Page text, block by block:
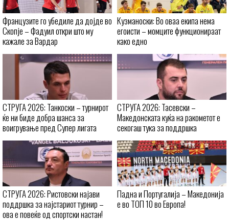
Французите го убедиле да дојде во
Скопје – Фадуил откри што му
кажале за Вардар
Кузманоски: Во оваа екипа нема
егоисти – момците функционираат
како едно
СТРУГА 2026: Танкоски – турнирот
ќе ни биде добра шанса за
воигрување пред Супер лигата
СТРУГА 2026: Тасевски –
Македонската куќа на ракометот е
секогаш тука за поддршка
СТРУГА 2026: Ристовски најави
поддршка за најстариот турнир –
ова е повеќе од спортски настан!
Падна и Португалија – Македонија
е во ТОП 10 во Европа!